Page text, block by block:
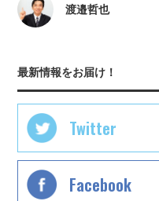
渡邉哲也
最新情報をお届け！
Twitter
Facebook